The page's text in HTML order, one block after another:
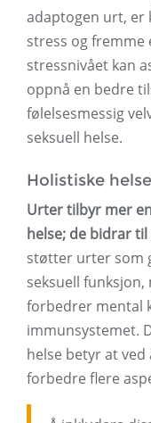
adaptogen urt, er
stress og fremme
stressnivået kan
oppnå en bedre
følelsesmessig
seksuell helse.
Holistiske
Urter tilbyr mer
helse; de bidrar
støtter urter som
seksuell
forbedrer mental
immunsystemet.
helse betyr at
forbedre flere